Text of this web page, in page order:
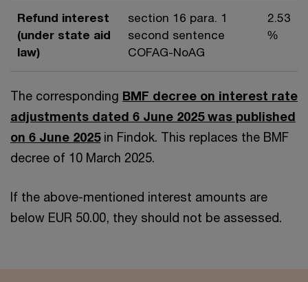
Refund interest
(under state aid
law)
section 16 para. 1
second sentence
COFAG-NoAG
2.53
%
The corresponding BMF decree on interest rate
adjustments dated 6 June 2025 was published
on 6 June 2025in Findok. This replaces the BMF
decree of 10 March 2025.
If the above-mentioned interest amounts are
below EUR 50.00, they should not be assessed.